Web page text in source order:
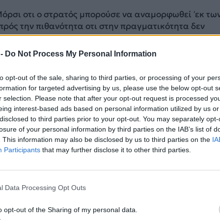
Do Not Process My Personal Information
opt-out of the sale, sharing to third parties, or processing of your
for targeted advertising by us, please use the below opt-out
selection. Please note that after your opt-out request is processed
interest-based ads based on personal information utilized by us
to third parties prior to your opt-out. You may separately
of your personal information by third parties on the IAB’s list of
This information may also be disclosed by us to third parties on the
Participants that may further disclose it to other third parties.
Data Processing Opt Outs
opt-out of the Sharing of my personal data.
οτι ο στρατός μπορούσε να αναμορφωθεί ‘εκ
την πιθανότητα οτι στην πραγματικότητα δεν
καμία μεταρρύθμιση και οτι όταν διόρισε τον Σίσι
Χουσειν Τανταούι ώς πρόεδρο του Ανωτάτου
ήταν τελικά ενα τεράστιο λάθος.
πηγές, λιγο πρίν αναλάβει τα καθήκοντα αυτα και
της καθαίρεσης του Ταντάουι, τα χέρια του Σίσι
εξαπατήθηκε απο την ‘νευρική και τρομαγμένη’
καθώςπηγές επιβεβαιώνουν οτι εκείνη την
“να αρχίσει να συμπεριφέρεται ώς άνδρας”.
δημοσίευμα της Huffington Post, αν μη τι άλλο, ο
να είναι ένας πολυ καλός ηθοποιός. Ήδη εχει γίνει
λέει ένα πράγμα αλλά κάνει κάτι άλλο.
του Σινά, χρησιμοποιόντας το παράδειγμα του
αυτό ακριβώς κάνει ο αιγυπτιακός στρατός